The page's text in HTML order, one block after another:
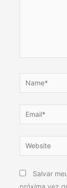
Name*
Email*
Website
Salvar
próxima vez